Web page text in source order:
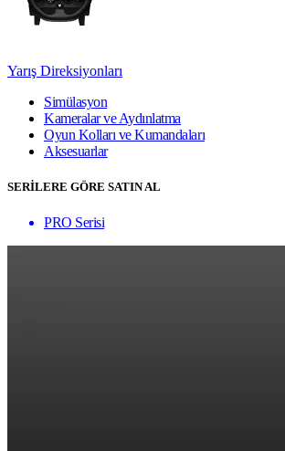
Yarış Direksiyonları
Simülasyon
Kameralar ve Aydınlatma
Oyun Kolları ve Kumandaları
Aksesuarlar
SERİLERE GÖRE SATIN AL
PRO Serisi